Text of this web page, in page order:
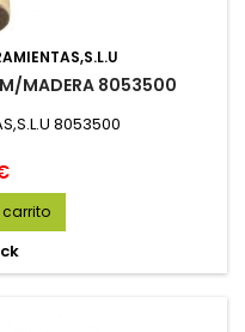
M/MADERA 8053500
8053500